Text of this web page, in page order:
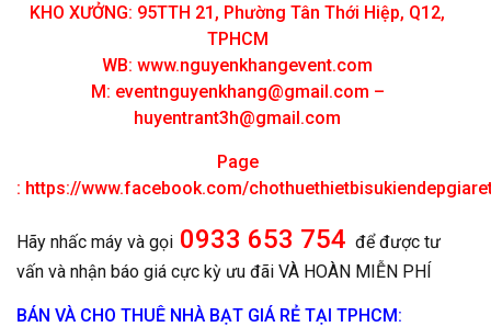
KHO XƯỞNG: 95TTH 21, Phường Tân Thới Hiệp, Q12,
TPHCM
WB: www.nguyenkhangevent.com
M: eventnguyenkhang@gmail.com –
huyentrant3h@gmail.com
Page
: https://www.facebook.com/
Hãy nhấc máy và gọi 0933 653 754 để được tư
vấn và nhận báo giá cực kỳ ưu đãi VÀ HOÀN MIỄN PHÍ
BÁN VÀ CHO THUÊ NHÀ BẠT GIÁ RẺ TẠI TPHCM: